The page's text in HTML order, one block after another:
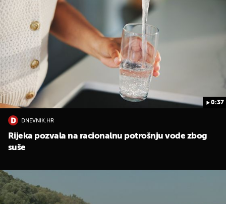
0:37
DNEVNIK.HR
Rijeka pozvala na racionalnu potrošnju vode zbog
suše